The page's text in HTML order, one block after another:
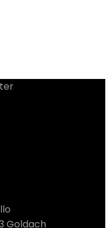
Goldach